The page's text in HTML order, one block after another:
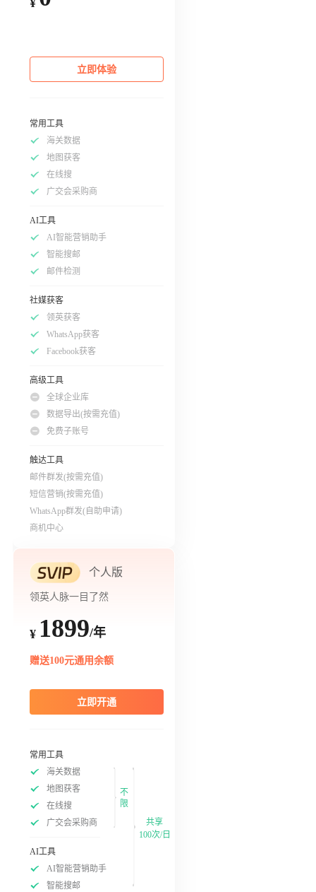
立即体验
常用工具
海关数据
地图获客
在线搜
广交会采购商
AI工具
AI智能营销助手
智能搜邮
邮件检测
社媒获客
领英获客
WhatsApp获客
Facebook获客
高级工具
全球企业库
数据导出(按需充值)
免费子账号
触达工具
邮件群发(按需充值)
短信营销(按需充值)
WhatsApp群发(自助申请)
商机中心
个人版
领英人脉一目了然
¥ 1899/年
赠送100元通用余额
立即开通
常用工具
海关数据
地图获客
在线搜
广交会采购商
不
限
AI工具
AI智能营销助手
智能搜邮
共享
100次/日